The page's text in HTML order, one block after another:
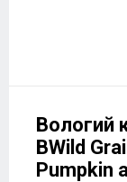
Вологий
BWild
Pumpkin